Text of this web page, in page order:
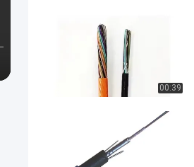
00:39